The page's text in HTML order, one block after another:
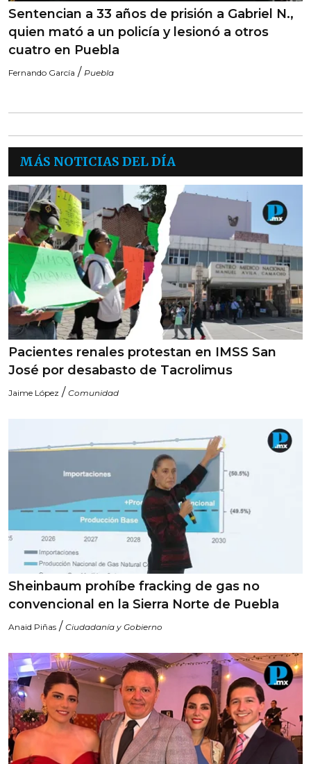
Sentencian a 33 años de prisión a Gabriel N.,
quien mató a un policía y lesionó a otros
cuatro en Puebla
Fernando García / Puebla
MÁS NOTICIAS DEL DÍA
Pacientes renales protestan en IMSS San
José por desabasto de Tacrolimus
Jaime López / Comunidad
Sheinbaum prohíbe fracking de gas no
convencional en la Sierra Norte de Puebla
Anaid Piñas / Ciudadanía y Gobierno